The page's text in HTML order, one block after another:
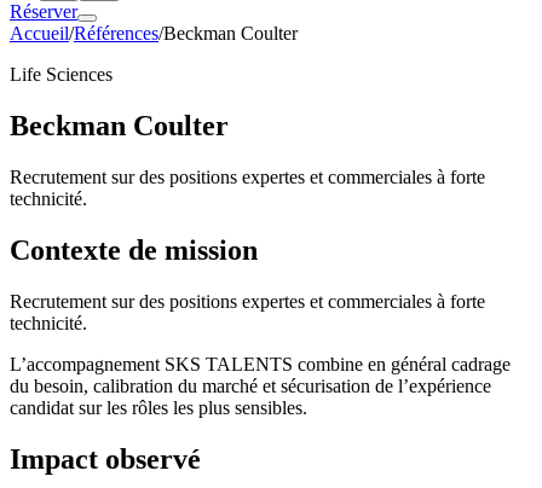
Réserver
Accueil/Références/Beckman Coulter
Life Sciences
Beckman Coulter
Recrutement sur des positions expertes et commerciales à forte
technicité.
Contexte de mission
Recrutement sur des positions expertes et commerciales à forte
technicité.
L’accompagnement SKS TALENTS combine en général cadrage
du besoin, calibration du marché et sécurisation de l’expérience
candidat sur les rôles les plus sensibles.
Impact observé